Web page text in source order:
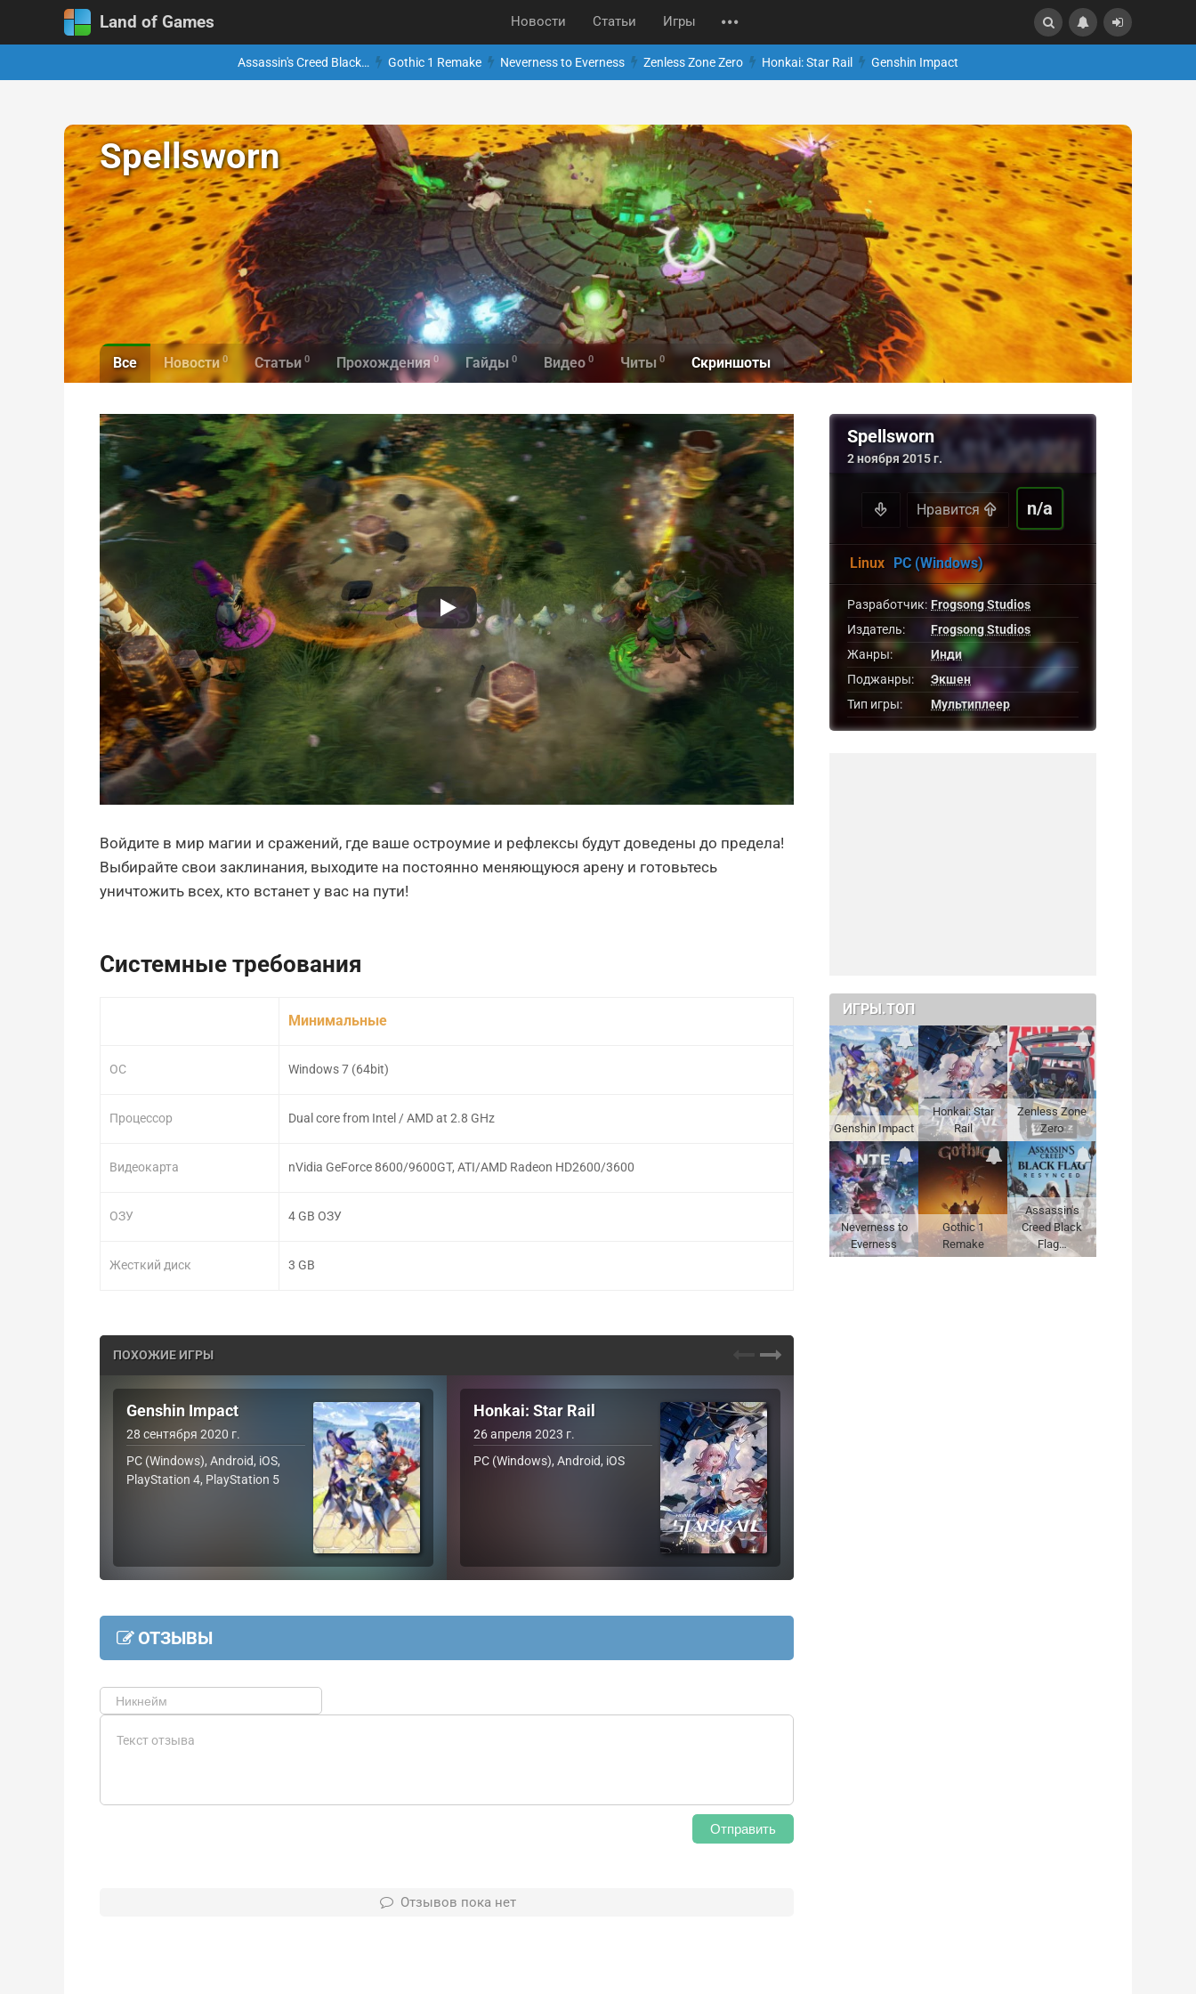
Land of Games Новости Статьи Игры
Assassin's Creed Black… Gothic 1 Remake Neverness to Everness Zenless Zone Zero Honkai: Star Rail Genshin Impact
Spellsworn
Все Новости 0 Статьи 0 Прохождения 0 Гайды 0 Видео 0 Читы 0 Скриншоты
Войдите в мир магии и сражений, где ваше остроумие и рефлексы будут доведены до предела!
Выбирайте свои заклинания, выходите на постоянно меняющуюся арену и готовьтесь
уничтожить всех, кто встанет у вас на пути!
Системные требования
ОС
Процессор
Видеокарта
ОЗУ
Жесткий диск
Минимальные
Windows 7 (64bit)
Dual core from Intel / AMD at 2.8 GHz
nVidia GeForce 8600/9600GT, ATI/AMD Radeon HD2600/3600
4 GB ОЗУ
3 GB
ПОХОЖИЕ ИГРЫ
Genshin Impact
28 сентября 2020 г.
PC (Windows), Android, iOS,
PlayStation 4, PlayStation 5
Honkai: Star Rail
26 апреля 2023 г.
PC (Windows), Android, iOS
ОТЗЫВЫ
Отправить
Отзывов пока нет
Spellsworn
2 ноября 2015 г.
Нравится n/a
Linux PC (Windows)
Разработчик: Frogsong Studios
Издатель:
Frogsong Studios
Жанры:
Инди
Поджанры:
Экшен
Тип игры:
Мультиплеер
ИГРЫ.ТОП
Genshin Impact
Honkai: Star
Rail
Zenless Zone
Zero
Neverness to
Everness
Gothic 1
Remake
Assassin's
Creed Black
Flag…